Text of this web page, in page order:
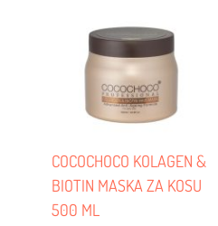
COCOCHOCO KOLAGEN &
BIOTIN MASKA ZA KOSU
500 ML